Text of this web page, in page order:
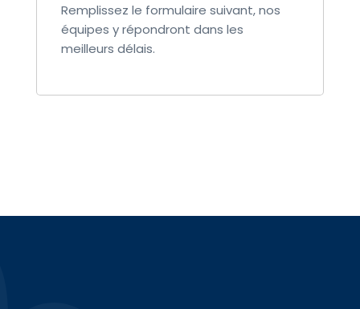
Remplissez le formulaire suivant, nos
équipes y répondront dans les
meilleurs délais.